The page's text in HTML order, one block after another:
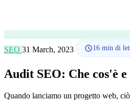
SEO 31 March, 2023 16 min di
Audit SEO: Che cos'è
Quando lanciamo un progetto web,